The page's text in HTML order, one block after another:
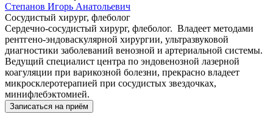
Степанов Игорь Анатольевич
Сосудистый хирург, флеболог
Сердечно-сосудистый хирург, флеболог. Владеет методами
рентгено-эндоваскулярной хирургии, ультразвуковой
диагностики заболеваний венозной и артериальной системы.
Ведущий специалист центра по эндовенозной лазерной
коагуляции при варикозной болезни, прекрасно владеет
микросклеротерапией при сосудистых звездочках,
минифлебэктомией.
Записаться на приём